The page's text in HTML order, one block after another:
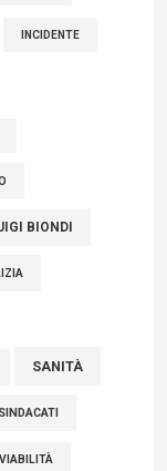
INCIDENTE
BIONDI
SANITÀ
SINDACATI
VIABILITÀ